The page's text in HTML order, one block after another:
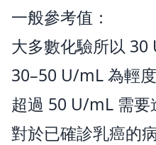
一般參考值：
大多數化驗所以
30–50 U/mL 為輕
超過 50 U/mL 需要
對於已確診乳癌的